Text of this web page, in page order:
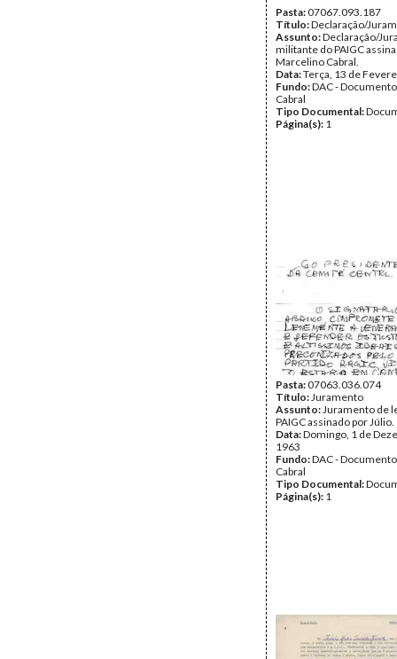
Pasta:07067.093.187
Título:Declaração/
Assunto:Declaração/
militante do PAIGC
Marcelino Cabral.
Data:Terça, 13 de
Fundo:DAC -
Cabral
Tipo Documental:
Página(s): 1
Pasta:07063.036.074
Título:Juramento
Assunto:Juramento de
PAIGC assinado por Júlio.
Data:Domingo, 1 de
1963
Fundo:DAC -
Cabral
Tipo Documental:
Página(s): 1